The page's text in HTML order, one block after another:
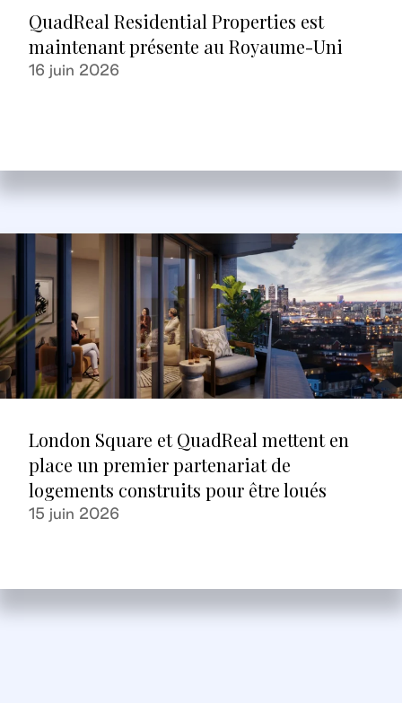
QuadReal Residential Properties est
maintenant présente au Royaume-Uni
16 juin 2026
London Square et QuadReal mettent en
place un premier partenariat de
logements construits pour être loués
15 juin 2026